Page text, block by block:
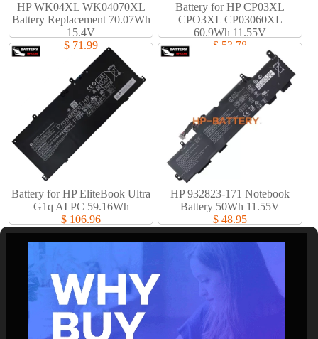
HP WK04XL WK04070XL
Battery Replacement 70.07Wh
15.4V
$ 71.99
Battery for HP CP03XL
CPO3XL CP03060XL
60.9Wh 11.55V
$ 53.78
Battery for HP EliteBook Ultra
G1q AI PC 59.16Wh
$ 106.96
HP 932823-171 Notebook
Battery 50Wh 11.55V
$ 48.95